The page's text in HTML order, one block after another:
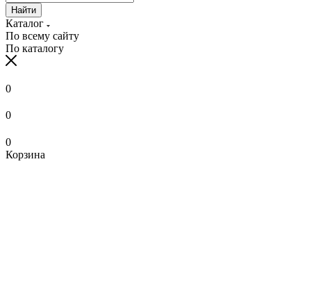
Найти
Каталог
По всему сайту
По каталогу
0
0
0
Корзина